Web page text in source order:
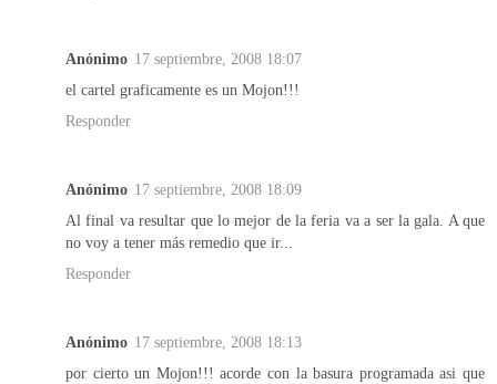
Anónimo 17 septiembre, 2008 18:07
el cartel graficamente es un Mojon!!!
Responder
Anónimo 17 septiembre, 2008 18:09
Al final va resultar que lo mejor de la feria va a ser la gala. A que
no voy a tener más remedio que ir...
Responder
Anónimo 17 septiembre, 2008 18:13
por cierto un Mojon!!! acorde con la basura programada asi que